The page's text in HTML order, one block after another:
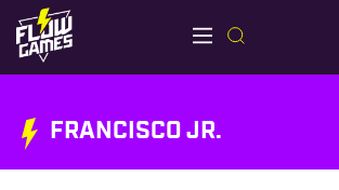
FRANCISCO JR.